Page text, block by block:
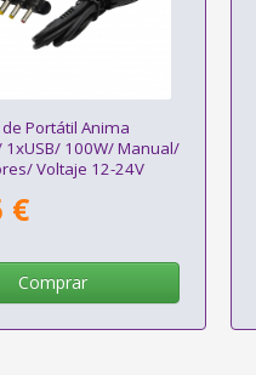
Portátil Anima
1xUSB/ 100W/ Manual/
Voltaje 12-24V
€
Comprar